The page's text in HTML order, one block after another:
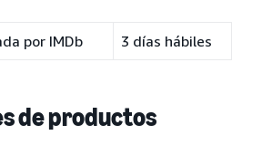
por IMDb 3 días hábiles
de productos